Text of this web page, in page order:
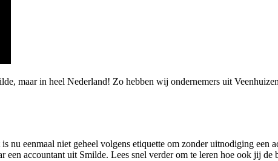
maar in heel Nederland! Zo hebben wij ondernemers uit
nu eenmaal niet geheel volgens etiquette om zonder uitnodiging een
accountant uit Smilde. Lees snel verder om te leren hoe ook jij